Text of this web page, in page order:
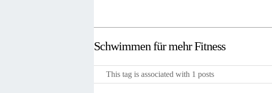
Schwimmen für mehr Fitness
This tag is associated with 1 posts